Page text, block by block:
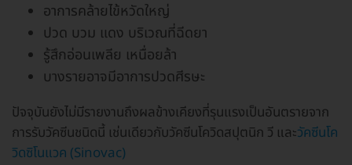
อาการคล้ายไข้หวัดใหญ่
ปวด บวม แดง บริเวณที่ฉีดยา
รู้สึกอ่อนเพลีย เหนื่อยล้า
บางรายอาจมีอาการปวดศีรษะ
ปัจจุบันยังไม่มีรายงานถึงผลข้างเคียงที่รุนแรงเป็นอันตรายจาก
การรับวัคซีนชนิดนี้ เช่นเดียวกับวัคซีนโควิดสปุตนิก วี และวัคซีนโค
วิดซิโนแวค (Sinovac)